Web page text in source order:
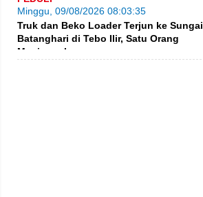
Minggu, 09/08/2026 08:03:35
Truk dan Beko Loader Terjun ke Sungai
Batanghari di Tebo Ilir, Satu Orang
Meninggal